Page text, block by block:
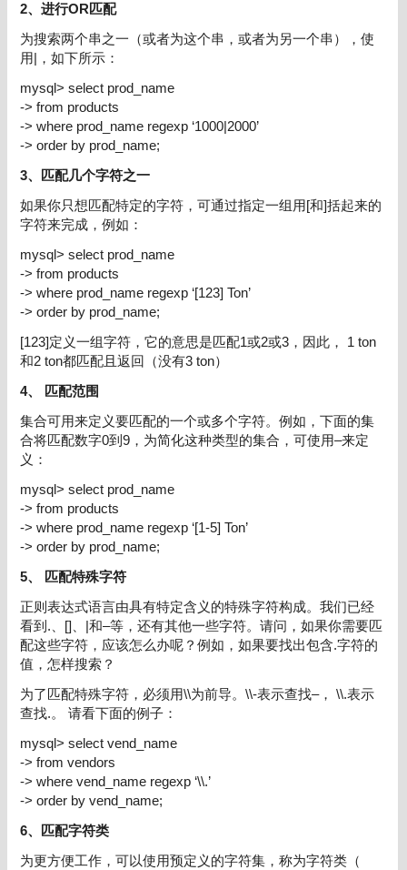
2、 进行OR匹配
为搜索两个串之一（或者为这个串，或者为另一个串），使
用| ，如下所示：
mysql> select prod_name
-> from products
-> where prod_name regexp ‘1000|2000’
-> order by prod_name;
3、
匹配几个字符之一
如果你只想匹配特定的字符，可通过指定一组用[和]括起来的
字符来完成，例如：
mysql> select prod_name
-> from products
-> where prod_name regexp ‘[123] Ton’
-> order by prod_name;
[123]定义一组字符，它的意思是匹配1或2或3 ，因此， 1 ton
和2 ton都匹配且返回（没有3 ton）
4、
匹配范围
集合可用来定义要匹配的一个或多个字符。例如，下面的集
合将匹配数字0到9， 为简化这种类型的集合，可使用–来定
义：
mysql> select prod_name
-> from products
-> where prod_name regexp ‘[1-5] Ton’
-> order by prod_name;
5、
匹配特殊字符
正则表达式语言由具有特定含义的特殊字符构成。我们已经
看到 . [] |和–等，还有其他一些字符。请问，如果你需要匹
配这些字符，应该怎么办呢？例如，如果要找出包含.字符的
值，怎样搜索？
为了匹配特殊字符，必须用\\为前导。 \\-表示查找–， \\.表示
查找.。
请看下面的例子：
mysql> select vend_name
-> from vendors
-> where vend_name regexp ‘\\.’
-> order by vend_name;
6、匹配字符类
为更方便工作，可以使用预定义的字符集，称为字符类 （